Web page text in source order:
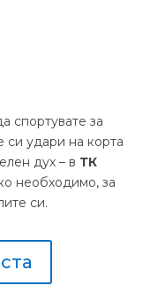
спортувате за
си удари на корта
дух – в ТК
необходимо, за
си.